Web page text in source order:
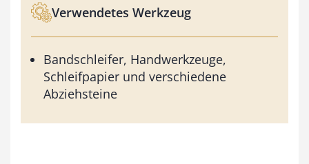
Verwendetes Werkzeug
Bandschleifer, Handwerkzeuge,
Schleifpapier und verschiedene
Abziehsteine